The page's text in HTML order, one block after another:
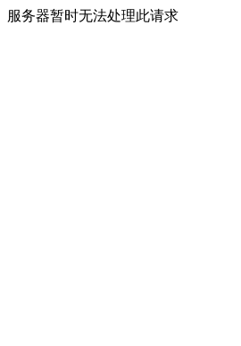
服务器暂时无法处理此请求